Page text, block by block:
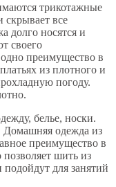
трикотажные
скрывает все
долго носятся и
своего
преимущество в
из плотного и
погоду.
белье, носки.
Домашняя одежда из
преимущество в
шить из
для занятий